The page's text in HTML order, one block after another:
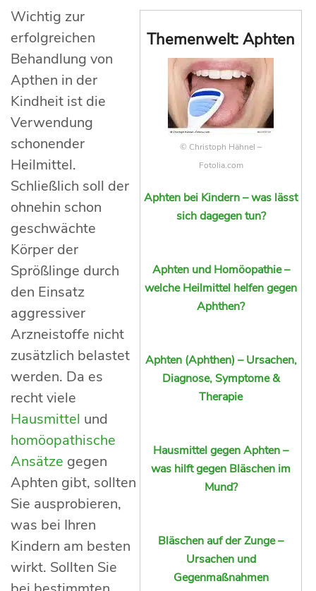
Themenwelt: Aphten
© Christoph Hähnel –
Fotolia.com
Aphten bei Kindern – was lässt
sich dagegen tun?
Aphten und Homöopathie –
welche Heilmittel helfen gegen
Aphthen?
Aphten (Aphthen) – Ursachen,
Diagnose, Symptome &
Therapie
Hausmittel gegen Aphten –
was hilft gegen Bläschen im
Mund?
Bläschen auf der Zunge –
Ursachen und
Gegenmaßnahmen
Wichtig zur
erfolgreichen
Behandlung von
Apthen in der
Kindheit ist die
Verwendung
schonender
Heilmittel.
Schließlich soll der
ohnehin schon
geschwächte
Körper der
Sprößlinge durch
den Einsatz
aggressiver
Arzneistoffe nicht
zusätzlich belastet
werden. Da es
recht viele
Hausmittel und
homöopathische
Ansätze gegen
Aphten gibt, sollten
Sie ausprobieren,
was bei Ihren
Kindern am besten
wirkt. Sollten Sie